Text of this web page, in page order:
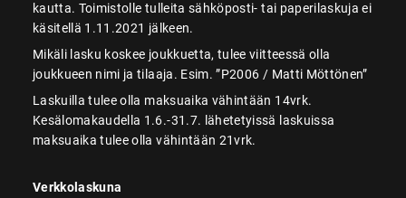
kautta. Toimistolle tulleita sähköposti- tai paperilaskuja ei
käsitellä 1.11.2021 jälkeen.
Mikäli lasku koskee joukkuetta, tulee viitteessä olla
joukkueen nimi ja tilaaja. Esim. ”P2006 / Matti Möttönen”
Laskuilla tulee olla maksuaika vähintään 14vrk.
Kesälomakaudella 1.6.-31.7. lähetetyissä laskuissa
maksuaika tulee olla vähintään 21vrk.
Verkkolaskuna